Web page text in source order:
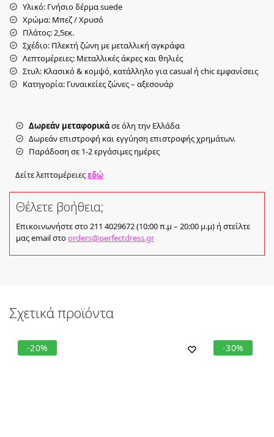
Υλικό: Γνήσιο δέρμα suede
Χρώμα: Μπεζ / Χρυσό
Πλάτος: 2,5εκ.
Σχέδιο: Πλεκτή ζώνη με μεταλλική αγκράφα
Λεπτομέρειες: Μεταλλικές άκρες και θηλιές
Στυλ: Κλασικό & κομψό, κατάλληλο για casual ή chic εμφανίσεις
Κατηγορία: Γυναικείες ζώνες – αξεσουάρ
Δωρεάν μεταφορικάσε όλη την Ελλάδα
Δωρεάν επιστροφή και εγγύηση επιστροφής χρημάτων.
Παράδοση σε 1-2 εργάσιμες ημέρες
Δείτε λεπτομέρειεςεδώ
Θέλετε βοήθεια;
Επικοινωνήστε στο 211 4029672 (10:00 π.μ – 20:00 μ.μ) ή στείλτε
μας email στοorders@perfectdress.gr
Σχετικά προϊόντα
-20% -30%